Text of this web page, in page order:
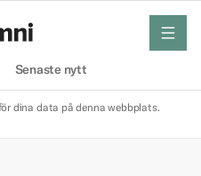
Senaste nytt
meny
dina data på denna webbplats.